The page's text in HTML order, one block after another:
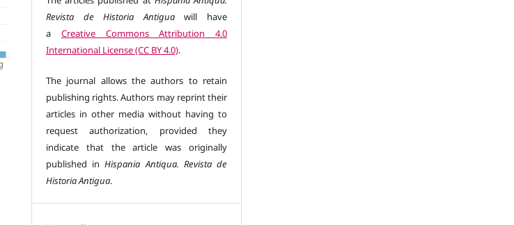
Revista de Historia Antiguawill have
a Creative Commons Attribution 4.0
International License (CC BY 4.0).
The journal allows the authors to retain
publishing rights. Authors may reprint their
articles in other media without having to
request authorization, provided they
indicate that the article was originally
published inHispania Antiqua. Revista de
Historia Antigua.